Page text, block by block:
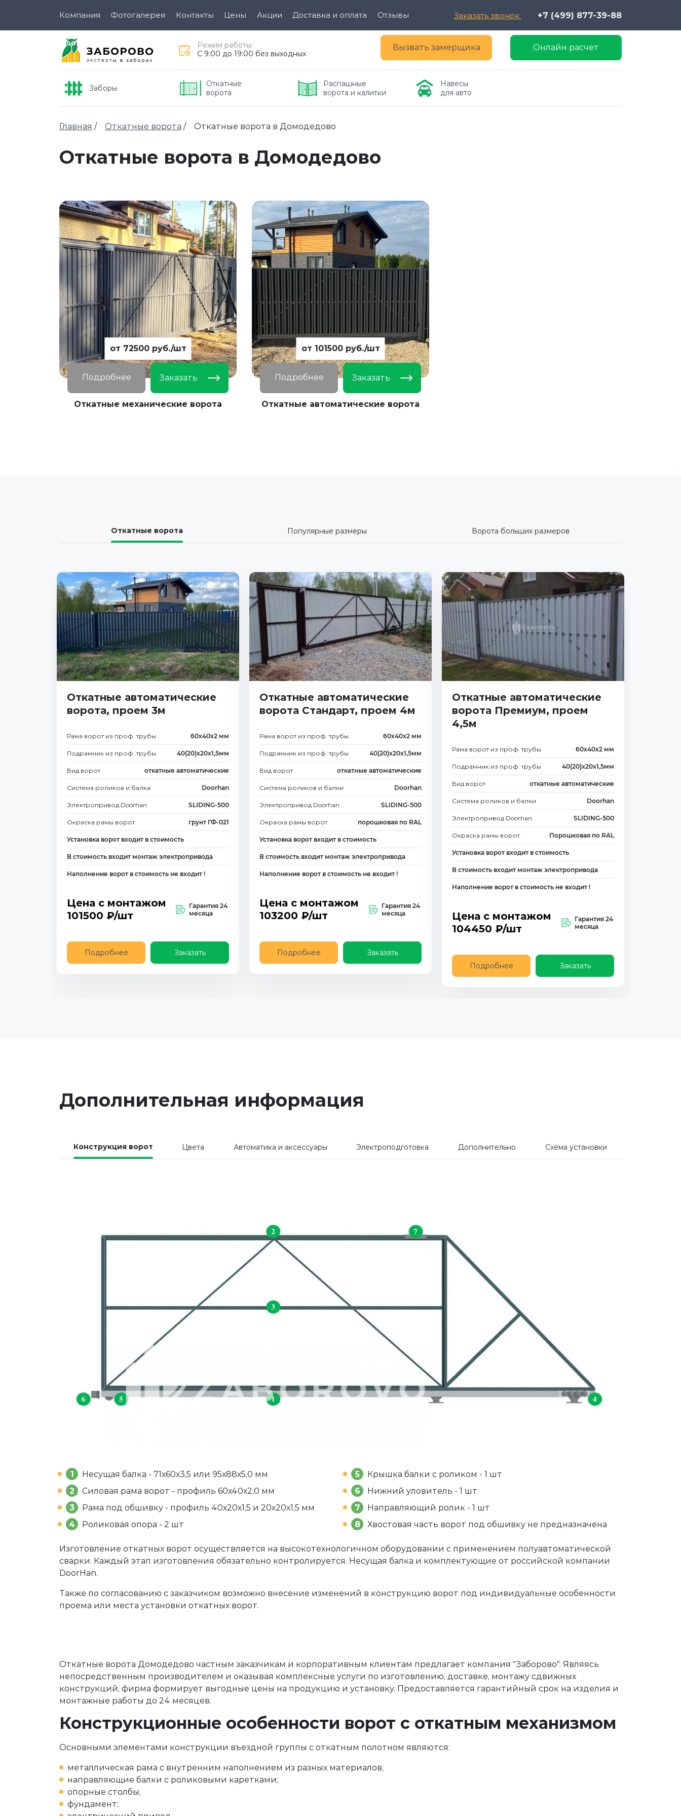
Компания Фотогалерея Контакты Цены Акции Доставка и оплата Отзывы Заказать звонок +7 (499) 877-39-88
Режим работы:
C 9:00 до 19:00 без выходных
Вызвать замерщика Онлайн расчет
Заборы
Откатные
ворота
Распашные
ворота и калитки
Навесы
для авто
Главная / Откатные ворота / Откатные ворота в Домодедово
Откатные ворота в Домодедово
от 72500 руб./шт
Подробнее Заказать
Откатные механические ворота
от 101500 руб./шт
Подробнее Заказать
Откатные автоматические ворота
Откатные ворота Популярные размеры Ворота больших размеров
Откатные автоматические
ворота, проем 3м
Рама ворот из проф. трубы 60х40х2 мм
Подрамник из проф. трубы 40(20)х20х1,5мм
Вид ворот откатные автоматические
Система роликов и балка Doorhan
Электропривод Doorhan SLIDING-500
Окраска рамы ворот грунт ГФ-021
Установка ворот входит в стоимость
В стоимость входит монтаж электропривода
Наполнение ворот в стоимость не входит !
Цена с монтажом
101500 ₽/шт
Гарантия 24
месяца
Подробнее Заказать
Откатные автоматические
ворота Стандарт, проем 4м
Рама ворот из проф. трубы 60х40х2 мм
Подрамник из проф. трубы 40(20)х20х1,5мм
Вид ворот откатные автоматические
Система роликов и балки Doorhan
Электропривод Doorhan SLIDING-500
Окраска рамы ворот порошковая по RAL
Установка ворот входит в стоимость
В стоимость входит монтаж электропривода
Наполнение ворот в стоимость не входит !
Цена с монтажом
103200 ₽/шт
Гарантия 24
месяца
Подробнее Заказать
Откатные автоматические
ворота Премиум, проем
4,5м
Рама ворот из проф. трубы 60х40х2 мм
Подрамник из проф. трубы 40(20)х20х1,5мм
Вид ворот откатные автоматические
Система роликов и балки Doorhan
Электропривод Doorhan SLIDING-500
Окраска рамы ворот Порошковая по RAL
Установка ворот входит в стоимость
В стоимость входит монтаж электропривода
Наполнение ворот в стоимость не входит !
Цена с монтажом
104450 ₽/шт
Гарантия 24
месяца
Подробнее Заказать
Дополнительная информация
Конструкция ворот Цвета Автоматика и аксессуары Электроподготовка Дополнительно Схема установки
1
Несущая балка - 71х60х3,5 или 95х88х5,0 мм
2
Силовая рама ворот - профиль 60х40х2,0 мм
3
Рама под обшивку - профиль 40х20х1,5 и 20х20х1,5 мм
4
Роликовая опора - 2 шт
5
Крышка балки с роликом - 1 шт
6
Нижний уловитель - 1 шт
7
Направляющий ролик - 1 шт
8
Хвостовая часть ворот под обшивку не предназначена
Изготовление откатных ворот осуществляется на высокотехнологичном оборудовании с применением полуавтоматической
сварки. Каждый этап изготовления обязательно контролируется. Несущая балка и комплектующие от российской компании
DoorHan.
Также по согласованию с заказчиком возможно внесение изменений в конструкцию ворот под индивидуальные особенности
проема или места установки откатных ворот.
Откатные ворота Домодедово частным заказчикам и корпоративным клиентам предлагает компания "Заборово". Являясь
непосредственным производителем и оказывая комплексные услуги по изготовлению, доставке, монтажу сдвижных
конструкций, фирма формирует выгодные цены на продукцию и установку. Предоставляется гарантийный срок на изделия и
монтажные работы до 24 месяцев.
Конструкционные особенности ворот с откатным механизмом
Основными элементами конструкции въездной группы с откатным полотном являются:
металлическая рама с внутренним наполнением из разных материалов;
направляющие балки с роликовыми каретками;
опорные столбы;
фундамент;